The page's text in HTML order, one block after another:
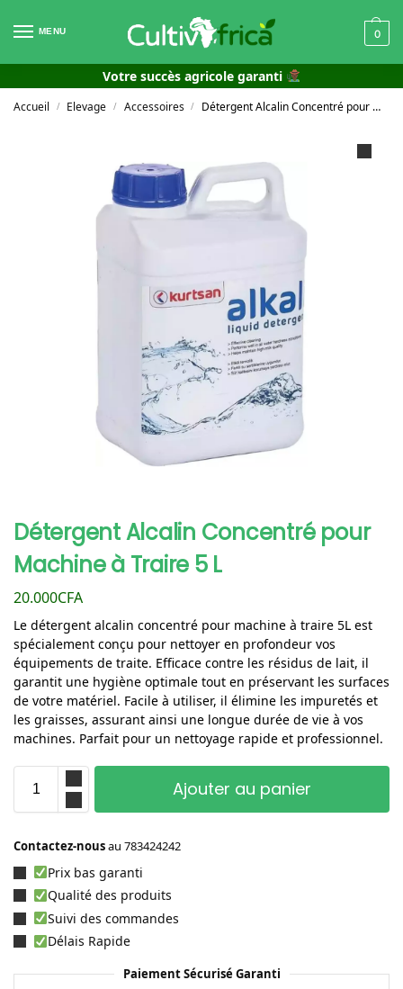
MENU 0
Votre succès agricole garanti
Accueil / Elevage / Accessoires / Détergent Alcalin Concentré pour Machine à Traire 5 L
Détergent Alcalin Concentré pour
Machine à Traire 5 L
20.000CFA
Le détergent alcalin concentré pour machine à traire 5L est
spécialement conçu pour nettoyer en profondeur vos
équipements de traite. Efficace contre les résidus de lait, il
garantit une hygiène optimale tout en préservant les surfaces
de votre matériel. Facile à utiliser, il élimine les impuretés et
les graisses, assurant ainsi une longue durée de vie à vos
machines. Parfait pour un nettoyage rapide et professionnel.
Ajouter au panier
Contactez-nousau 783424242
Prix bas garanti
Qualité des produits
Suivi des commandes
Délais Rapide
Paiement Sécurisé Garanti